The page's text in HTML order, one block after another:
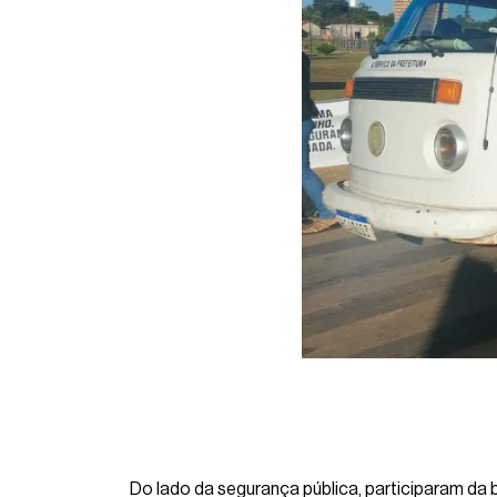
Do lado da segurança pública, participaram